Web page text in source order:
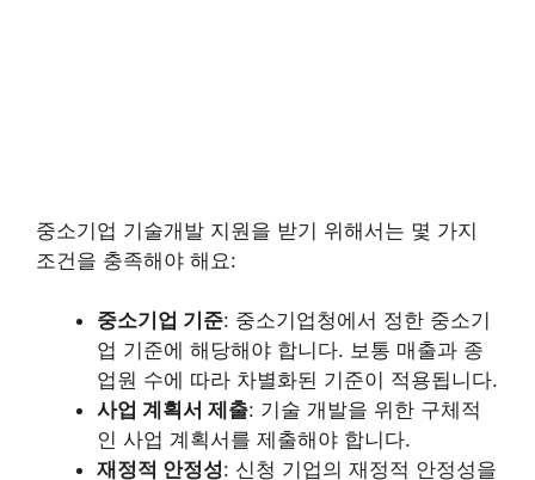
중소기업 기술개발 지원을 받기 위해서는 몇 가지
조건을 충족해야 해요:
중소기업 기준: 중소기업청에서 정한 중소기
업 기준에 해당해야 합니다. 보통 매출과 종
업원 수에 따라 차별화된 기준이 적용됩니다.
사업 계획서 제출: 기술 개발을 위한 구체적
인 사업 계획서를 제출해야 합니다.
재정적 안정성: 신청 기업의 재정적 안정성을